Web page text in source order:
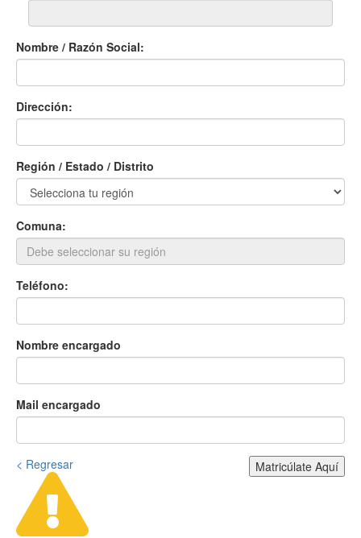
Nombre / Razón Social:
Dirección:
Región / Estado / Distrito
Comuna:
Teléfono:
Nombre encargado
Mail encargado
< Regresar Matricúlate Aquí